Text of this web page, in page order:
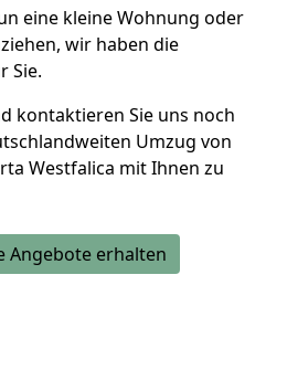
eine kleine Wohnung oder
wir haben die
Sie.
kontaktieren Sie uns noch
Umzug von
Westfalica mit Ihnen zu
Angebote erhalten